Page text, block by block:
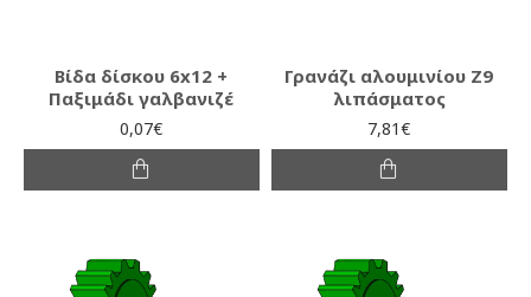
Βίδα δίσκου 6x12 +
Παξιμάδι γαλβανιζέ
0,07€
Γρανάζι αλουμινίου Ζ9
λιπάσματος
7,81€